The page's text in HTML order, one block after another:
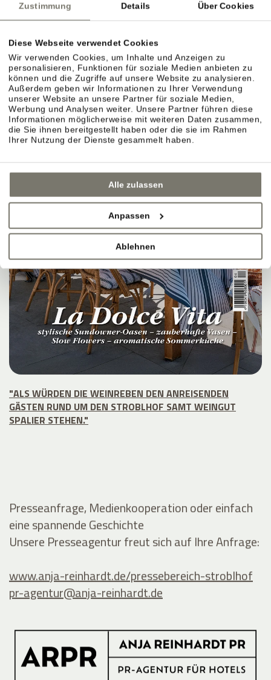
Zustimmung Details Über Cookies
Diese Webseite verwendet Cookies
Wir verwenden Cookies, um Inhalte und Anzeigen zu
personalisieren, Funktionen für soziale Medien anbieten zu
können und die Zugriffe auf unsere Website zu analysieren.
Außerdem geben wir Informationen zu Ihrer Verwendung
unserer Website an unsere Partner für soziale Medien,
Werbung und Analysen weiter. Unsere Partner führen diese
Informationen möglicherweise mit weiteren Daten zusammen,
die Sie ihnen bereitgestellt haben oder die sie im Rahmen
Ihrer Nutzung der Dienste gesammelt haben.
Alle zulassen
Anpassen
Ablehnen
"WOHNEN IM WEIN."
"ALS WÜRDEN DIE WEINREBEN DEN ANREISENDEN
GÄSTEN RUND UM DEN STROBLHOF SAMT WEINGUT
SPALIER STEHEN."
Presseanfrage, Medienkooperation oder einfach
eine spannende Geschichte
Unsere Presseagentur freut sich auf Ihre Anfrage:
www.anja-reinhardt.de/pressebereich-stroblhof
pr-agentur@anja-reinhardt.de